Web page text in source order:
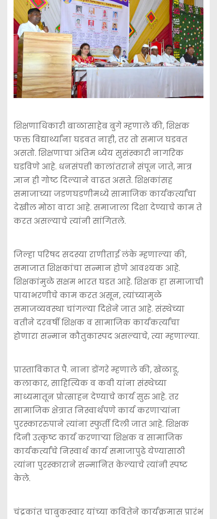
शिक्षणाधिकारी बाळासाहेब बुगे म्हणाले की, शिक्षक
फक्त विद्यार्थ्यांना घडवत नाही, तर तो समाज घडवत
असतो. शिक्षणाचा अंतिम ध्येय सुसंस्कारी नागरिक
घडविणे आहे. धनसंपत्ती कालांतराने संपून जाते, मात्र
ज्ञान ही गोष्ट दिल्याने वाढत असते. शिक्षकांसह
समाजाच्या जडणघडणीमध्ये सामाजिक कार्यकर्त्यांचा
देखील मोठा वाटा आहे. समाजाला दिशा देण्याचे काम ते
करत असल्याचे त्यांनी सांगितले.
जिल्हा परिषद सदस्या राणीताई लंके म्हणाल्या की,
समाजात शिक्षकांचा सन्मान होणे आवश्‍यक आहे.
शिक्षकांमुळे सक्षम भारत घडत आहे. शिक्षक हा समाजाची
पायाभरणीचे काम करत असून, त्यांच्यामुळे
समाजव्यवस्था चांगल्या दिशेने जात आहे. संस्थेच्या
वतीने दरवर्षी शिक्षक व सामाजिक कार्यकर्त्यांचा
होणारा सन्मान कौतुकास्पद असल्याचे, त्या म्हणाल्या.
प्रास्ताविकात पै. नाना डोंगरे म्हणाले की, खेळाडू,
कलाकार, साहित्यिक व कवी यांना संस्थेच्या
माध्यमातून प्रोत्साहन देण्याचे कार्य सुरु आहे. तर
सामाजिक क्षेत्रात निस्वार्थपणे कार्य करणाऱ्यांना
पुरस्काररुपाने त्यांना स्फुर्ती दिली जात आहे. शिक्षक
दिनी उत्कृष्ट कार्य करणाऱ्या शिक्षक व सामाजिक
कार्यकर्त्यांचे निस्वार्थ कार्य समाजापुढे येण्यासाठी
त्यांना पुरस्काराने सन्मानित केल्याचे त्यांनी स्पष्ट
केले.
चंद्रकांत चाबुकस्वार यांच्या कवितेने कार्यक्रमास प्रारंभ